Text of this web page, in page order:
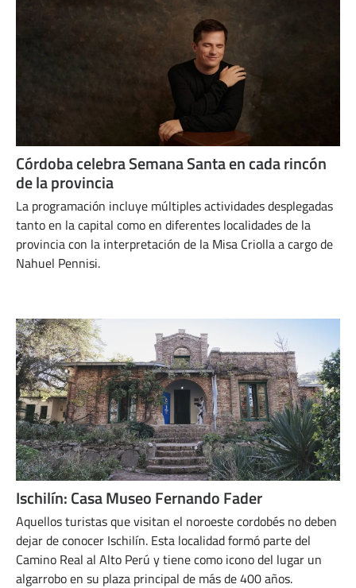
Córdoba celebra Semana Santa en cada rincón
de la provincia
La programación incluye múltiples actividades desplegadas
tanto en la capital como en diferentes localidades de la
provincia con la interpretación de la Misa Criolla a cargo de
Nahuel Pennisi.
Ischilín: Casa Museo Fernando Fader
Aquellos turistas que visitan el noroeste cordobés no deben
dejar de conocer Ischilín. Esta localidad formó parte del
Camino Real al Alto Perú y tiene como icono del lugar un
algarrobo en su plaza principal de más de 400 años.